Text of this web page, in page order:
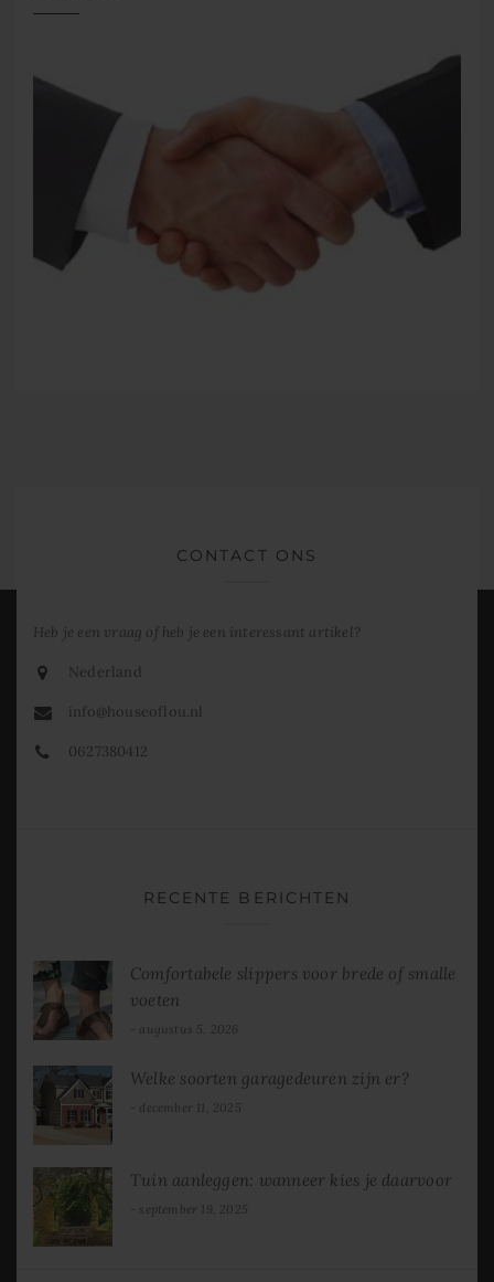
CONTACT ONS
Heb je een vraag of heb je een interessant artikel?
Nederland
info@houseoflou.nl
0627380412
RECENTE BERICHTEN
Comfortabele slippers voor brede of smalle
voeten
augustus 5, 2026
Welke soorten garagedeuren zijn er?
december 11, 2025
Tuin aanleggen: wanneer kies je daarvoor
september 19, 2025